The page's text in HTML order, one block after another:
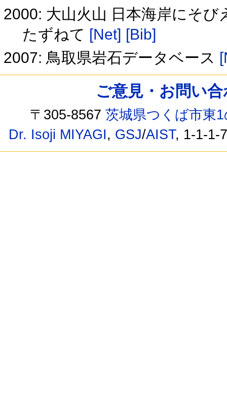
2000: 大山火山 日本海岸にそ
たずねて [Net] [Bib]
2007: 鳥取県岩石データベース
ご意見・お問い
〒305-8567茨城県つくば市東
Dr. Isoji MIYAGI, GSJ/AIST, 1-1-1-